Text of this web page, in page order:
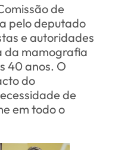
de
pelo deputado
e autoridades
da mamografia
40 anos. O
do
de
em todo o